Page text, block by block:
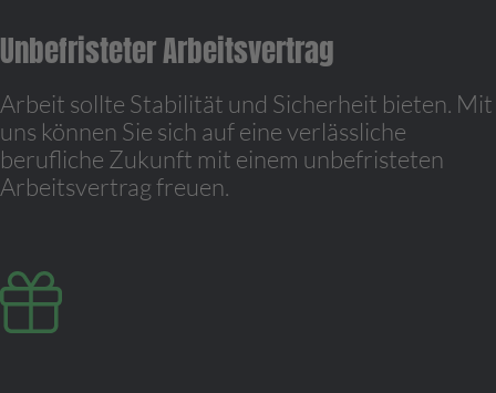
Unbefristeter Arbeitsvertrag
Arbeit sollte Stabilität und Sicherheit bieten. Mit
uns können Sie sich auf eine verlässliche
berufliche Zukunft mit einem unbefristeten
Arbeitsvertrag freuen.